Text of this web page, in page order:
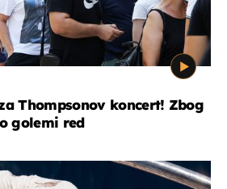
Thompsonov koncert! Zbog
golemi red